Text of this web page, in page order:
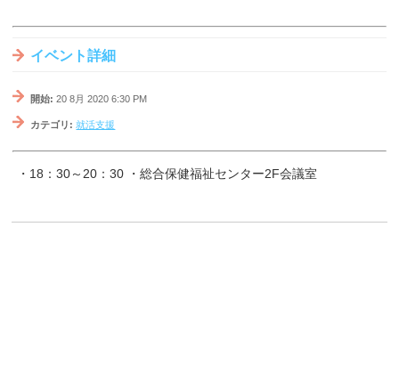
イベント詳細
開始: 20 8月 2020 6:30 PM
カテゴリ: 就活支援
・18：30～20：30 ・総合保健福祉センター2F会議室